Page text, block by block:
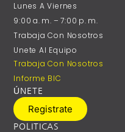
Lunes A ‎Viernes
9:00 A. M. – 7:00 P. M.
Trabaja Con Nosotros
Unete Al Equipo
Trabaja Con Nosotros
Informe BIC
ÚNETE
Registrate
POLITICAS